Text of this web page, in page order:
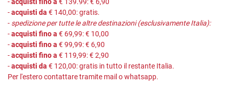
-acquisti da € 140,00: gratis.
- spedizione per tutte le altre destinazioni (esclusivamente Italia):
-acquisti fino a € 69,99: € 10,00
-acquisti fino a € 99,99: € 6,90
-acquisti fino a € 119,99: € 2,90
-acquisti da € 120,00: gratis in tutto il restante Italia.
Per l'estero contattare tramite mail o whatsapp.